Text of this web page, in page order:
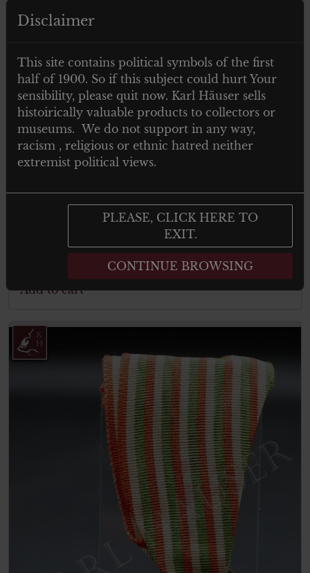
Italian Medal Coniata nel bronzo
nemico – guerra per l’unità d’Italia 1915
Add to cart
Disclaimer
This site contains political symbols of the first
half of 1900. So if this subject could hurt Your
sensibility, please quit now. Karl Häuser sells
histoirically valuable products to collectors or
museums. We do not support in any way,
racism , religious or ethnic hatred neither
extremist political views.
PLEASE, CLICK HERE TO
EXIT.
CONTINUE BROWSING